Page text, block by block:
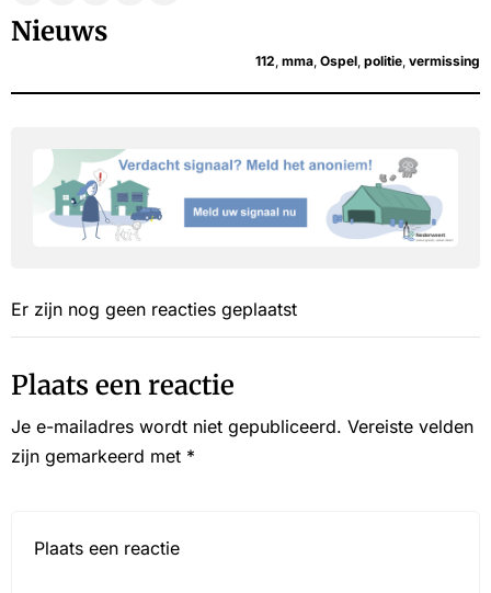
Nieuws
112, mma, Ospel, politie, vermissing
Er zijn nog geen reacties geplaatst
Plaats een reactie
Je e-mailadres wordt niet gepubliceerd. Vereiste velden
zijn gemarkeerd met *